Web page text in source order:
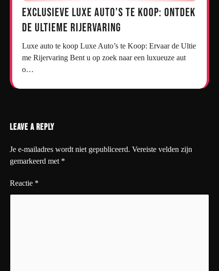
Exclusieve Luxe Auto’s te Koop: Ontdek
de Ultieme Rijervaring
Luxe auto te koop Luxe Auto’s te Koop: Ervaar de Ultie
me Rijervaring Bent u op zoek naar een luxueuze aut
o…
Leave a Reply
Je e-mailadres wordt niet gepubliceerd. Vereiste velden zijn
gemarkeerd met *
Reactie *